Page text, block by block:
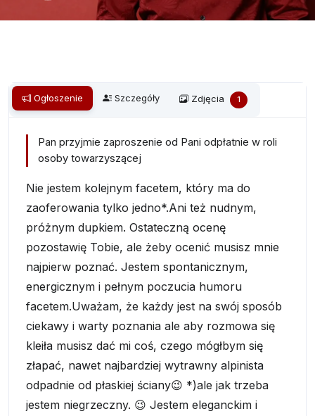
Ogłoszenie Szczegóły Zdjęcia 1
Pan przyjmie zaproszenie od Pani odpłatnie w roli
osoby towarzyszącej
Nie jestem kolejnym facetem, który ma do
zaoferowania tylko jedno*.Ani też nudnym,
próżnym dupkiem. Ostateczną ocenę
pozostawię Tobie, ale żeby ocenić musisz mnie
najpierw poznać. Jestem spontanicznym,
energicznym i pełnym poczucia humoru
facetem.Uważam, że każdy jest na swój sposób
ciekawy i warty poznania ale aby rozmowa się
kleiła musisz dać mi coś, czego mógłbym się
złapać, nawet najbardziej wytrawny alpinista
odpadnie od płaskiej ściany😉 *)ale jak trzeba
jestem niegrzeczny. 😉 Jestem eleganckim i